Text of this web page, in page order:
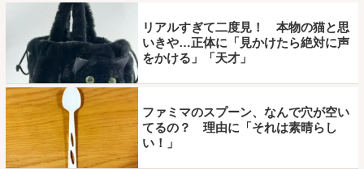
リアルすぎて二度見！ 本物の猫と思
いきや…正体に「見かけたら絶対に声
をかける」「天才」
ファミマのスプーン、なんで穴が空い
てるの？ 理由に「それは素晴らし
い！」